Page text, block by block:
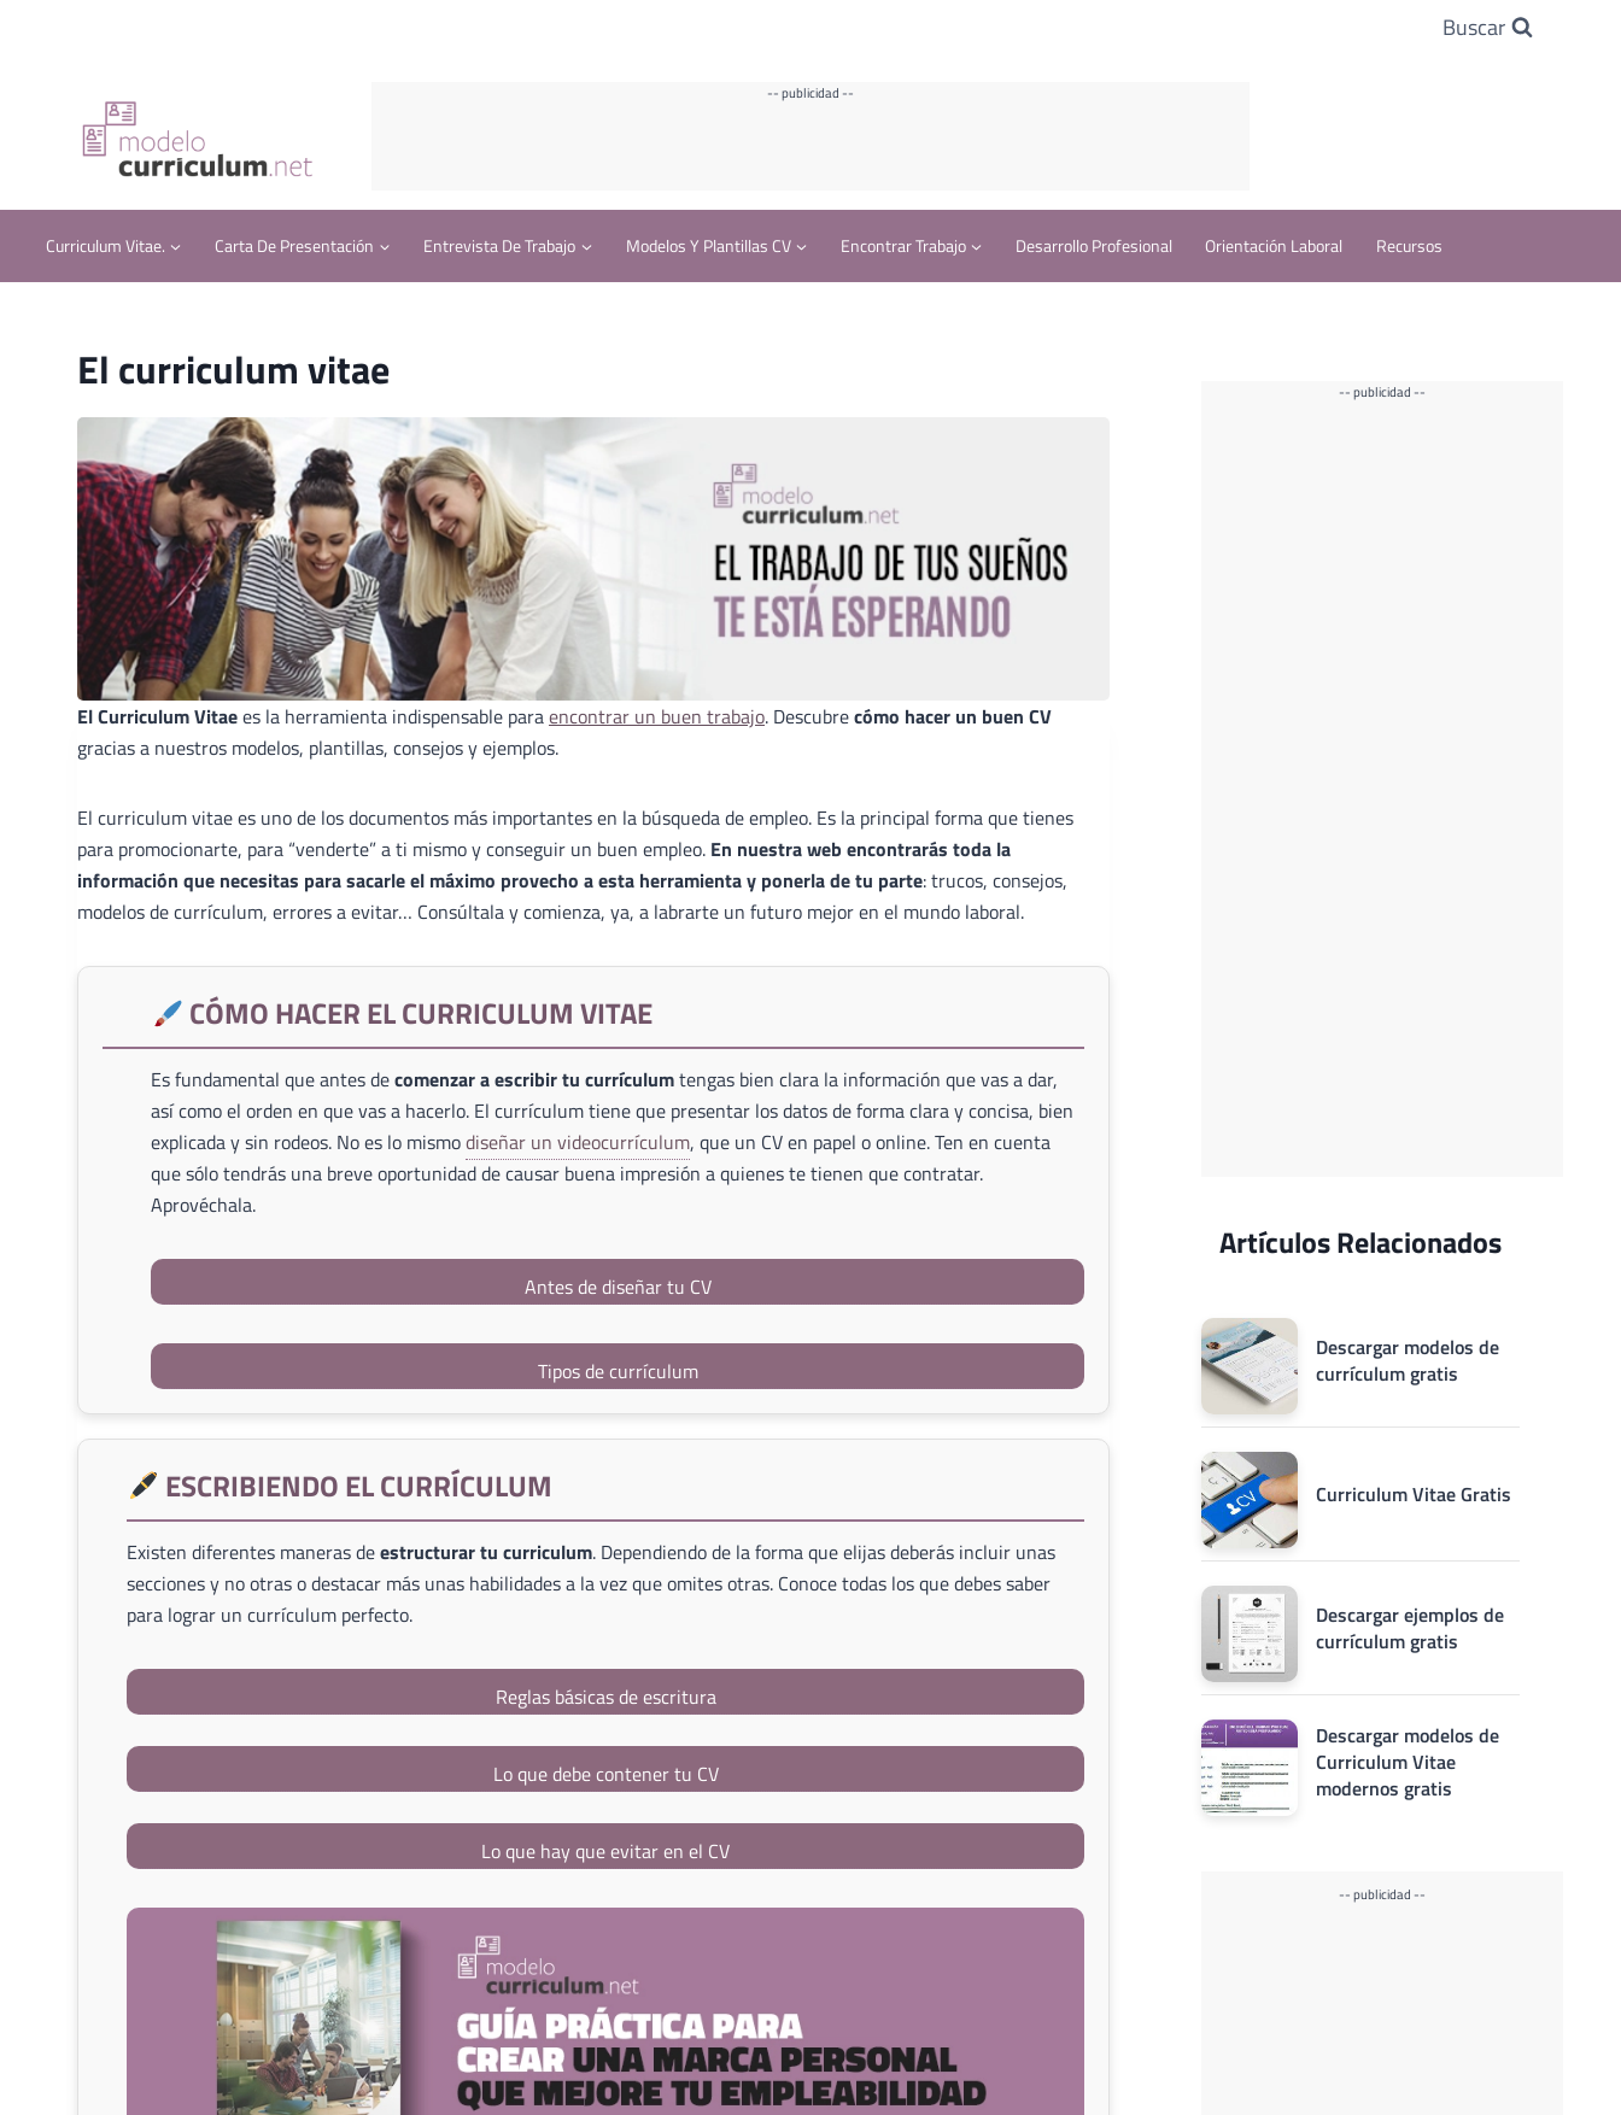
Buscar
-- publicidad --
Curriculum Vitae. Carta De Presentación Entrevista De Trabajo Modelos Y Plantillas CV Encontrar Trabajo Desarrollo Profesional Orientación Laboral Recursos
El curriculum vitae
El Curriculum Vitaees la herramienta indispensable paraencontrar un buen trabajo. Descubrecómo hacer un buen CV
gracias a nuestros modelos, plantillas, consejos y ejemplos.
El curriculum vitae es uno de los documentos más importantes en la búsqueda de empleo. Es la principal forma que tienes
para promocionarte, para “venderte” a ti mismo y conseguir un buen empleo. En nuestra web encontrarás toda la
información que necesitas para sacarle el máximo provecho a esta herramienta y ponerla de tu parte: trucos, consejos,
modelos de currículum, errores a evitar… Consúltala y comienza, ya, a labrarte un futuro mejor en el mundo laboral.
CÓMO HACER EL CURRICULUM VITAE
Es fundamental que antes decomenzar a escribir tu currículumtengas bien clara la información que vas a dar,
así como el orden en que vas a hacerlo. El currículum tiene que presentar los datos de forma clara y concisa, bien
explicada y sin rodeos. No es lo mismodiseñar un videocurrículum, que un CV en papel o online. Ten en cuenta
que sólo tendrás una breve oportunidad de causar buena impresión a quienes te tienen que contratar.
Aprovéchala.
Antes de diseñar tu CV
Tipos de currículum
ESCRIBIENDO EL CURRÍCULUM
Existen diferentes maneras deestructurar tu curriculum. Dependiendo de la forma que elijas deberás incluir unas
secciones y no otras o destacar más unas habilidades a la vez que omites otras. Conoce todas los que debes saber
para lograr un currículum perfecto.
Reglas básicas de escritura
Lo que debe contener tu CV
Lo que hay que evitar en el CV
-- publicidad --
Artículos Relacionados
Descargar modelos de
currículum gratis
Curriculum Vitae Gratis
Descargar ejemplos de
currículum gratis
Descargar modelos de
Curriculum Vitae
modernos gratis
-- publicidad --